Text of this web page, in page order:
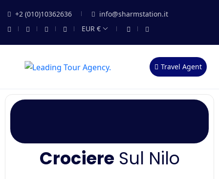
+2 (010)10362636
info@sharmstation.it
EUR €
Travel Agent
Crociere Sul Nilo